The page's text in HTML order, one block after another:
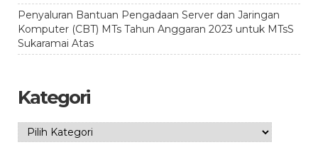
Penyaluran Bantuan Pengadaan Server dan Jaringan
Komputer (CBT) MTs Tahun Anggaran 2023 untuk MTsS
Sukaramai Atas
Kategori
Kategori